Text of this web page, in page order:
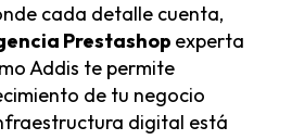
cada detalle cuenta,
Prestashop experta
Addis te permite
de tu negocio
digital está